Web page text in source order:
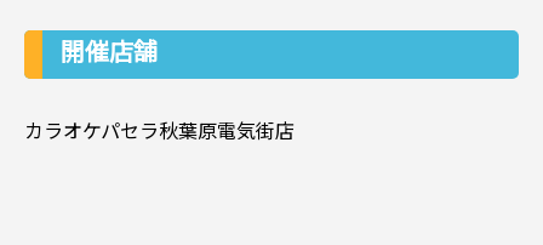
開催店舗
カラオケパセラ秋葉原電気街店